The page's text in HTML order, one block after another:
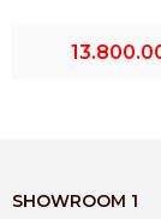
SHOWROOM 1